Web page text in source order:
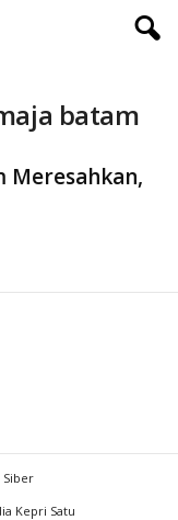
batam
Meresahkan,
Siber
Kepri Satu